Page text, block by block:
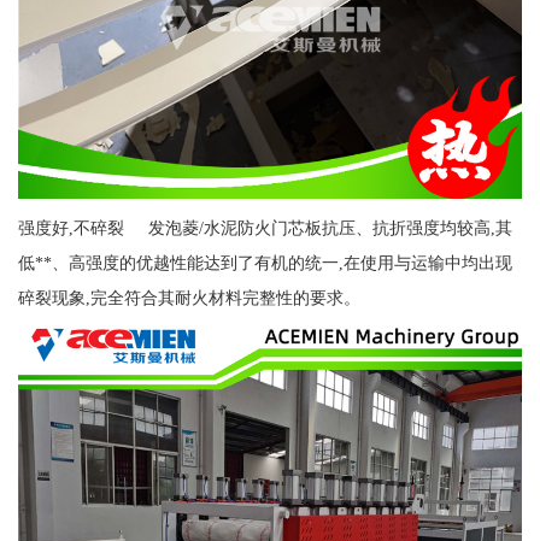
强度好,不碎裂 发泡菱/水泥防火门芯板抗压、抗折强度均较高,其
低**、高强度的优越性能达到了有机的统一,在使用与运输中均出现
碎裂现象,完全符合其耐火材料完整性的要求。